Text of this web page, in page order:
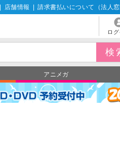
店舗情報 請求書払いについて（法人窓
ログ
アニメガ